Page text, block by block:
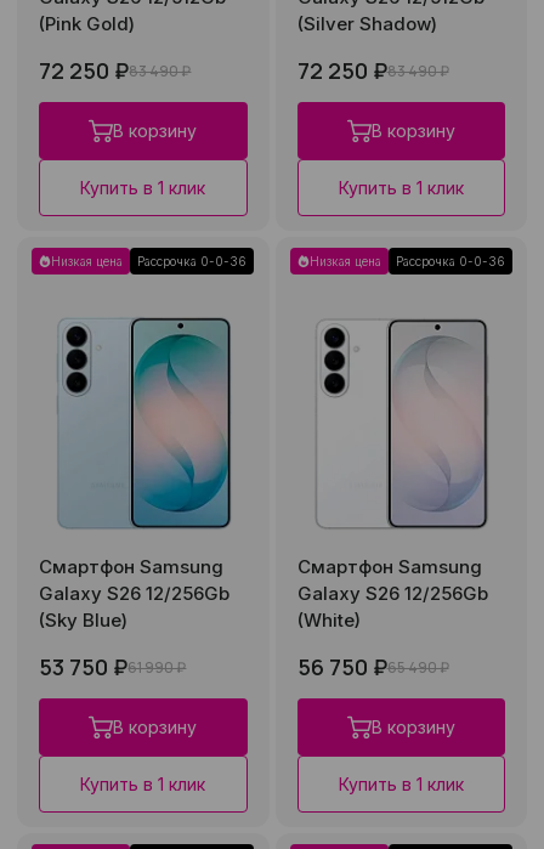
(Pink Gold)
72 250 ₽83 490 ₽
В корзину
Купить в 1 клик
(Silver Shadow)
72 250 ₽83 490 ₽
В корзину
Купить в 1 клик
Низкая цена Рассрочка 0-0-36
Смартфон Samsung
Galaxy S26 12/256Gb
(Sky Blue)
53 750 ₽61 990 ₽
В корзину
Купить в 1 клик
Низкая цена Рассрочка 0-0-36
Смартфон Samsung
Galaxy S26 12/256Gb
(White)
56 750 ₽65 490 ₽
В корзину
Купить в 1 клик